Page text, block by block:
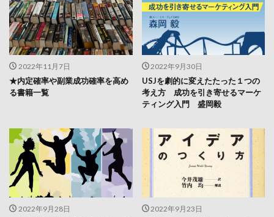
2022年11月7日
★内定確率や副業成功確率を高め
る書籍一覧
2022年9月30日
USJを劇的に変えたたった１つの
考え方 成功を引き寄せるマーケ
ティング入門 盛岡毅
2022年9月28日 2022年9月23日